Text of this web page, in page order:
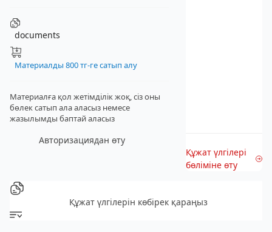
documents
Материалды 800 тг-ге сатып алу
Материалға қол жетімділік жоқ, сіз оны
бөлек сатып ала аласыз немесе
жазылымды баптай аласыз
Авторизациядан өту
Құжат үлгілері
бөліміне өту
Құжат үлгілерін көбірек қараңыз